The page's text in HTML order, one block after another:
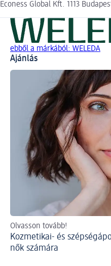
Econess Global Kft. 1113
ebből a márkából: WELEDA
Ajánlás
Olvasson tovább!
Kozmetikai- és
nők számára